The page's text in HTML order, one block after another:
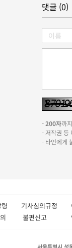
댓글 (0)
-200자까
- 저작권 등
- 타인에게
령 기사심의규정
불편신고
서울특별시 성